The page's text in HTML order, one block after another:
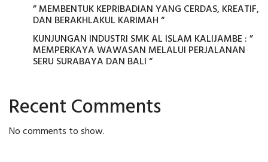
” MEMBENTUK KEPRIBADIAN YANG CERDAS, KREATIF,
DAN BERAKHLAKUL KARIMAH “
KUNJUNGAN INDUSTRI SMK AL ISLAM KALIJAMBE : ”
MEMPERKAYA WAWASAN MELALUI PERJALANAN
SERU SURABAYA DAN BALI “
Recent Comments
No comments to show.